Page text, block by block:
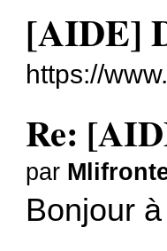
[AIDE]
https://
Re:
par
Bonjour